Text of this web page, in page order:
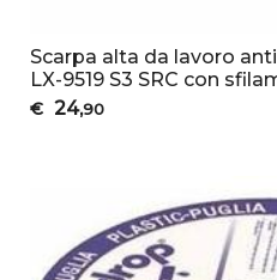
Scarpa alta da lavoro
LX-9519 S3 SRC con
€ 24,90